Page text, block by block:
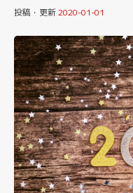
投稿・更新2020-01-01